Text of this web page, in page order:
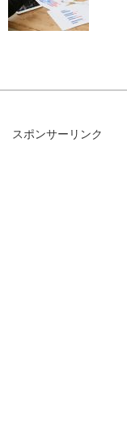
スポンサーリンク